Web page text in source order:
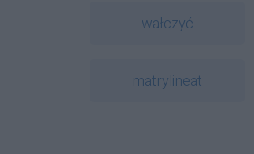
wałczyć
matrylineat